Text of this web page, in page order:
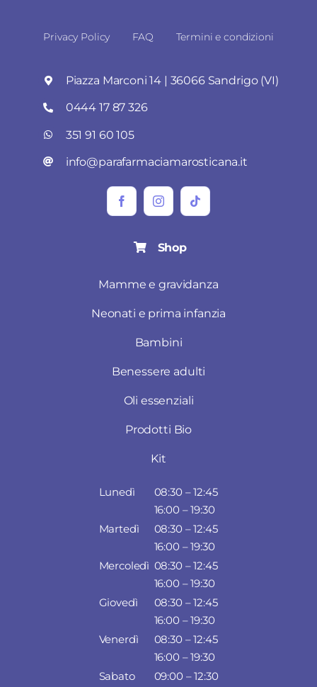
Piazza Marconi 14 | 36066 Sandrigo (VI)
0444 17 87 326
351 91 60 105
info@parafarmaciamarosticana.it
Shop
Mamme e gravidanza
Neonati e prima infanzia
Bambini
Benessere adulti
Oli essenziali
Prodotti Bio
Kit
Lunedì
08:30 – 12:45
16:00 – 19:30
Martedì
08:30 – 12:45
16:00 – 19:30
Mercoledì 08:30 – 12:45
16:00 – 19:30
Giovedì
08:30 – 12:45
16:00 – 19:30
Venerdì
08:30 – 12:45
16:00 – 19:30
Sabato
09:00 – 12:30
Privacy Policy FAQ Termini e condizioni